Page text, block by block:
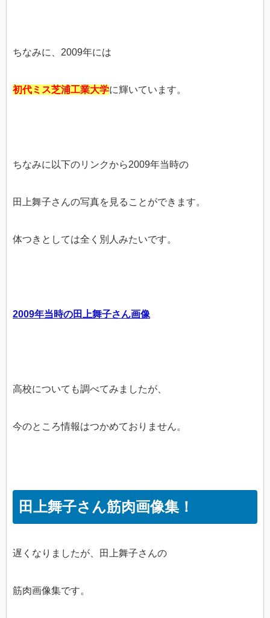
ちなみに、2009年には
初代ミス芝浦工業大学に輝いています。
ちなみに以下のリンクから2009年当時の
田上舞子さんの写真を見ることができます。
体つきとしては全く別人みたいです。
2009年当時の田上舞子さん画像
高校についても調べてみましたが、
今のところ情報はつかめておりません。
田上舞子さん筋肉画像集！
遅くなりましたが、田上舞子さんの
筋肉画像集です。